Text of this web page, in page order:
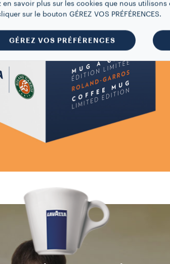
savoir plus sur les cookies que nous utilisons
sur le bouton GÉREZ VOS PRÉFÉRENCES.
GÉREZ VOS PRÉFÉRENCES